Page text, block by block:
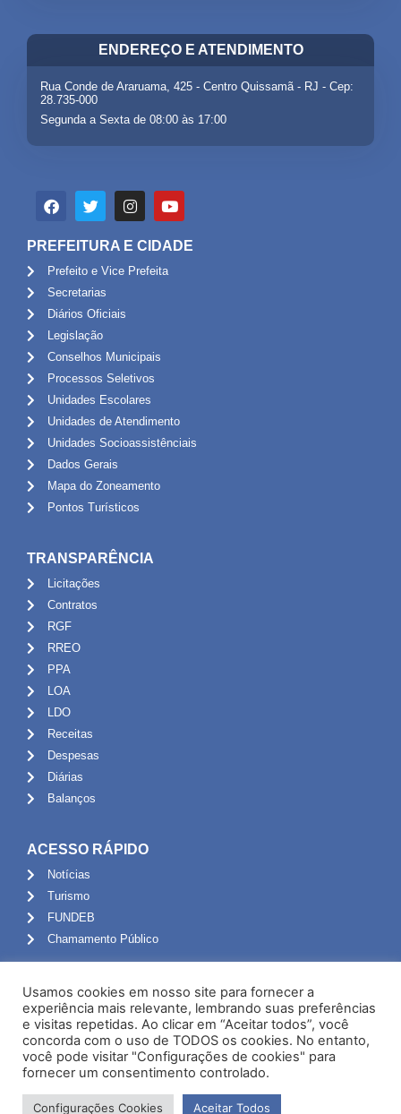
ENDEREÇO E ATENDIMENTO
Rua Conde de Araruama, 425 - Centro Quissamã - RJ - Cep:
28.735-000
Segunda a Sexta de 08:00 às 17:00
PREFEITURA E CIDADE
Prefeito e Vice Prefeita
Secretarias
Diários Oficiais
Legislação
Conselhos Municipais
Processos Seletivos
Unidades Escolares
Unidades de Atendimento
Unidades Socioassistênciais
Dados Gerais
Mapa do Zoneamento
Pontos Turísticos
TRANSPARÊNCIA
Licitações
Contratos
RGF
RREO
PPA
LOA
LDO
Receitas
Despesas
Diárias
Balanços
ACESSO RÁPIDO
Notícias
Turismo
FUNDEB
Chamamento Público
Portal do Servidor
Webmail
Administração
Usamos cookies em nosso site para fornecer a
experiência mais relevante, lembrando suas preferências
e visitas repetidas. Ao clicar em “Aceitar todos”, você
concorda com o uso de TODOS os cookies. No entanto,
você pode visitar "Configurações de cookies" para
fornecer um consentimento controlado.
Configurações Cookies Aceitar Todos